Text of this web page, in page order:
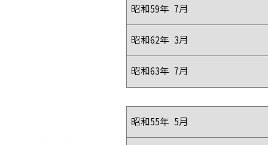
昭和59年 7月
昭和62年 3月
昭和63年 7月
昭和55年 5月